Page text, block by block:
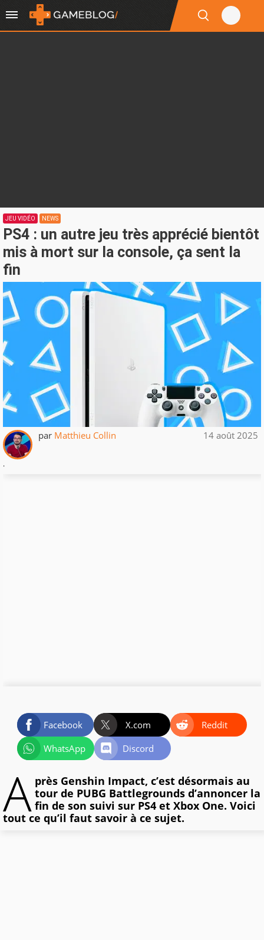
JEU VIDÉO NEWS
PS4 : un autre jeu très apprécié bientôt
mis à mort sur la console, ça sent la
fin
par Matthieu Collin 14 août 2025
.
Facebook X.com
Reddit
WhatsApp
Discord
A près Genshin Impact, c’est désormais au
tour de PUBG Battlegrounds d’annoncer la
fin de son suivi sur PS4 et Xbox One. Voici
tout ce qu’il faut savoir à ce sujet.